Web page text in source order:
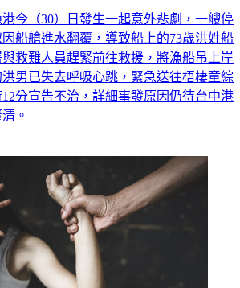
今（30）日發生一起意外悲劇，一艘停
船艙進水翻覆，導致船上的73歲洪姓船
救難人員趕緊前往救援，將漁船吊上岸
男已失去呼吸心跳，緊急送往梧棲童綜
分宣告不治，詳細事發原因仍待台中港
。